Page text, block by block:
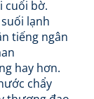
cuối bờ.
lạnh
tiếng ngân
hay hơn.
chẩy